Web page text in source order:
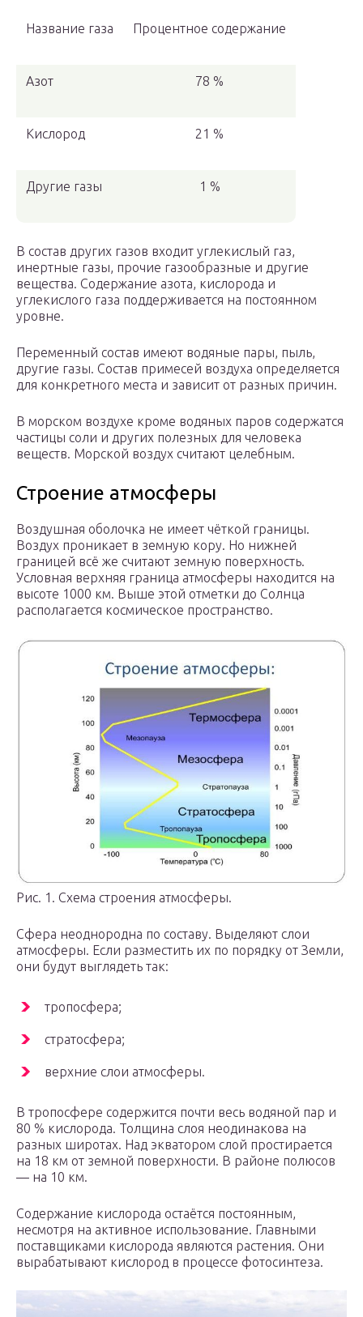
Название газа Процентное содержание
Азот 78 %
Кислород 21 %
Другие газы 1 %
В состав других газов входит углекислый газ,
инертные газы, прочие газообразные и другие
вещества. Содержание азота, кислорода и
углекислого газа поддерживается на постоянном
уровне.
Переменный состав имеют водяные пары, пыль,
другие газы. Состав примесей воздуха определяется
для конкретного места и зависит от разных причин.
В морском воздухе кроме водяных паров содержатся
частицы соли и других полезных для человека
веществ. Морской воздух считают целебным.
Строение атмосферы
Воздушная оболочка не имеет чёткой границы.
Воздух проникает в земную кору. Но нижней
границей всё же считают земную поверхность.
Условная верхняя граница атмосферы находится на
высоте 1000 км. Выше этой отметки до Солнца
располагается космическое пространство.
Рис. 1. Схема строения атмосферы.
Сфера неоднородна по составу. Выделяют слои
атмосферы. Если разместить их по порядку от Земли,
они будут выглядеть так:
тропосфера;
стратосфера;
верхние слои атмосферы.
В тропосфере содержится почти весь водяной пар и
80 % кислорода. Толщина слоя неодинакова на
разных широтах. Над экватором слой простирается
на 18 км от земной поверхности. В районе полюсов
— на 10 км.
Содержание кислорода остаётся постоянным,
несмотря на активное использование. Главными
поставщиками кислорода являются растения. Они
вырабатывают кислород в процессе фотосинтеза.